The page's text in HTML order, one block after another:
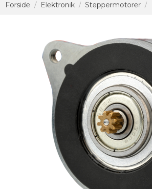
Forside Elektronik Steppermotorer